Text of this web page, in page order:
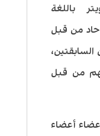
باللغة
من قبل
من قبل
أعضاء